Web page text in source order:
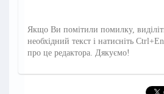
Якщо Ви помітили помилку,
необхідний текст і натисніть
про це редактора. Дякуємо!